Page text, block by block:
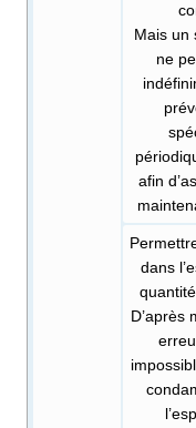
Mais un
ne
afin
dans
D’après